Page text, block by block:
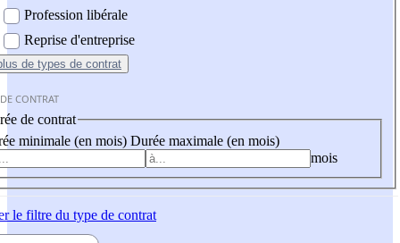
Profession libérale
Reprise d'entreprise
de types de contrat
CONTRAT
de contrat
minimale (en mois) Durée maximale (en mois)
mois
le filtre du type de contrat